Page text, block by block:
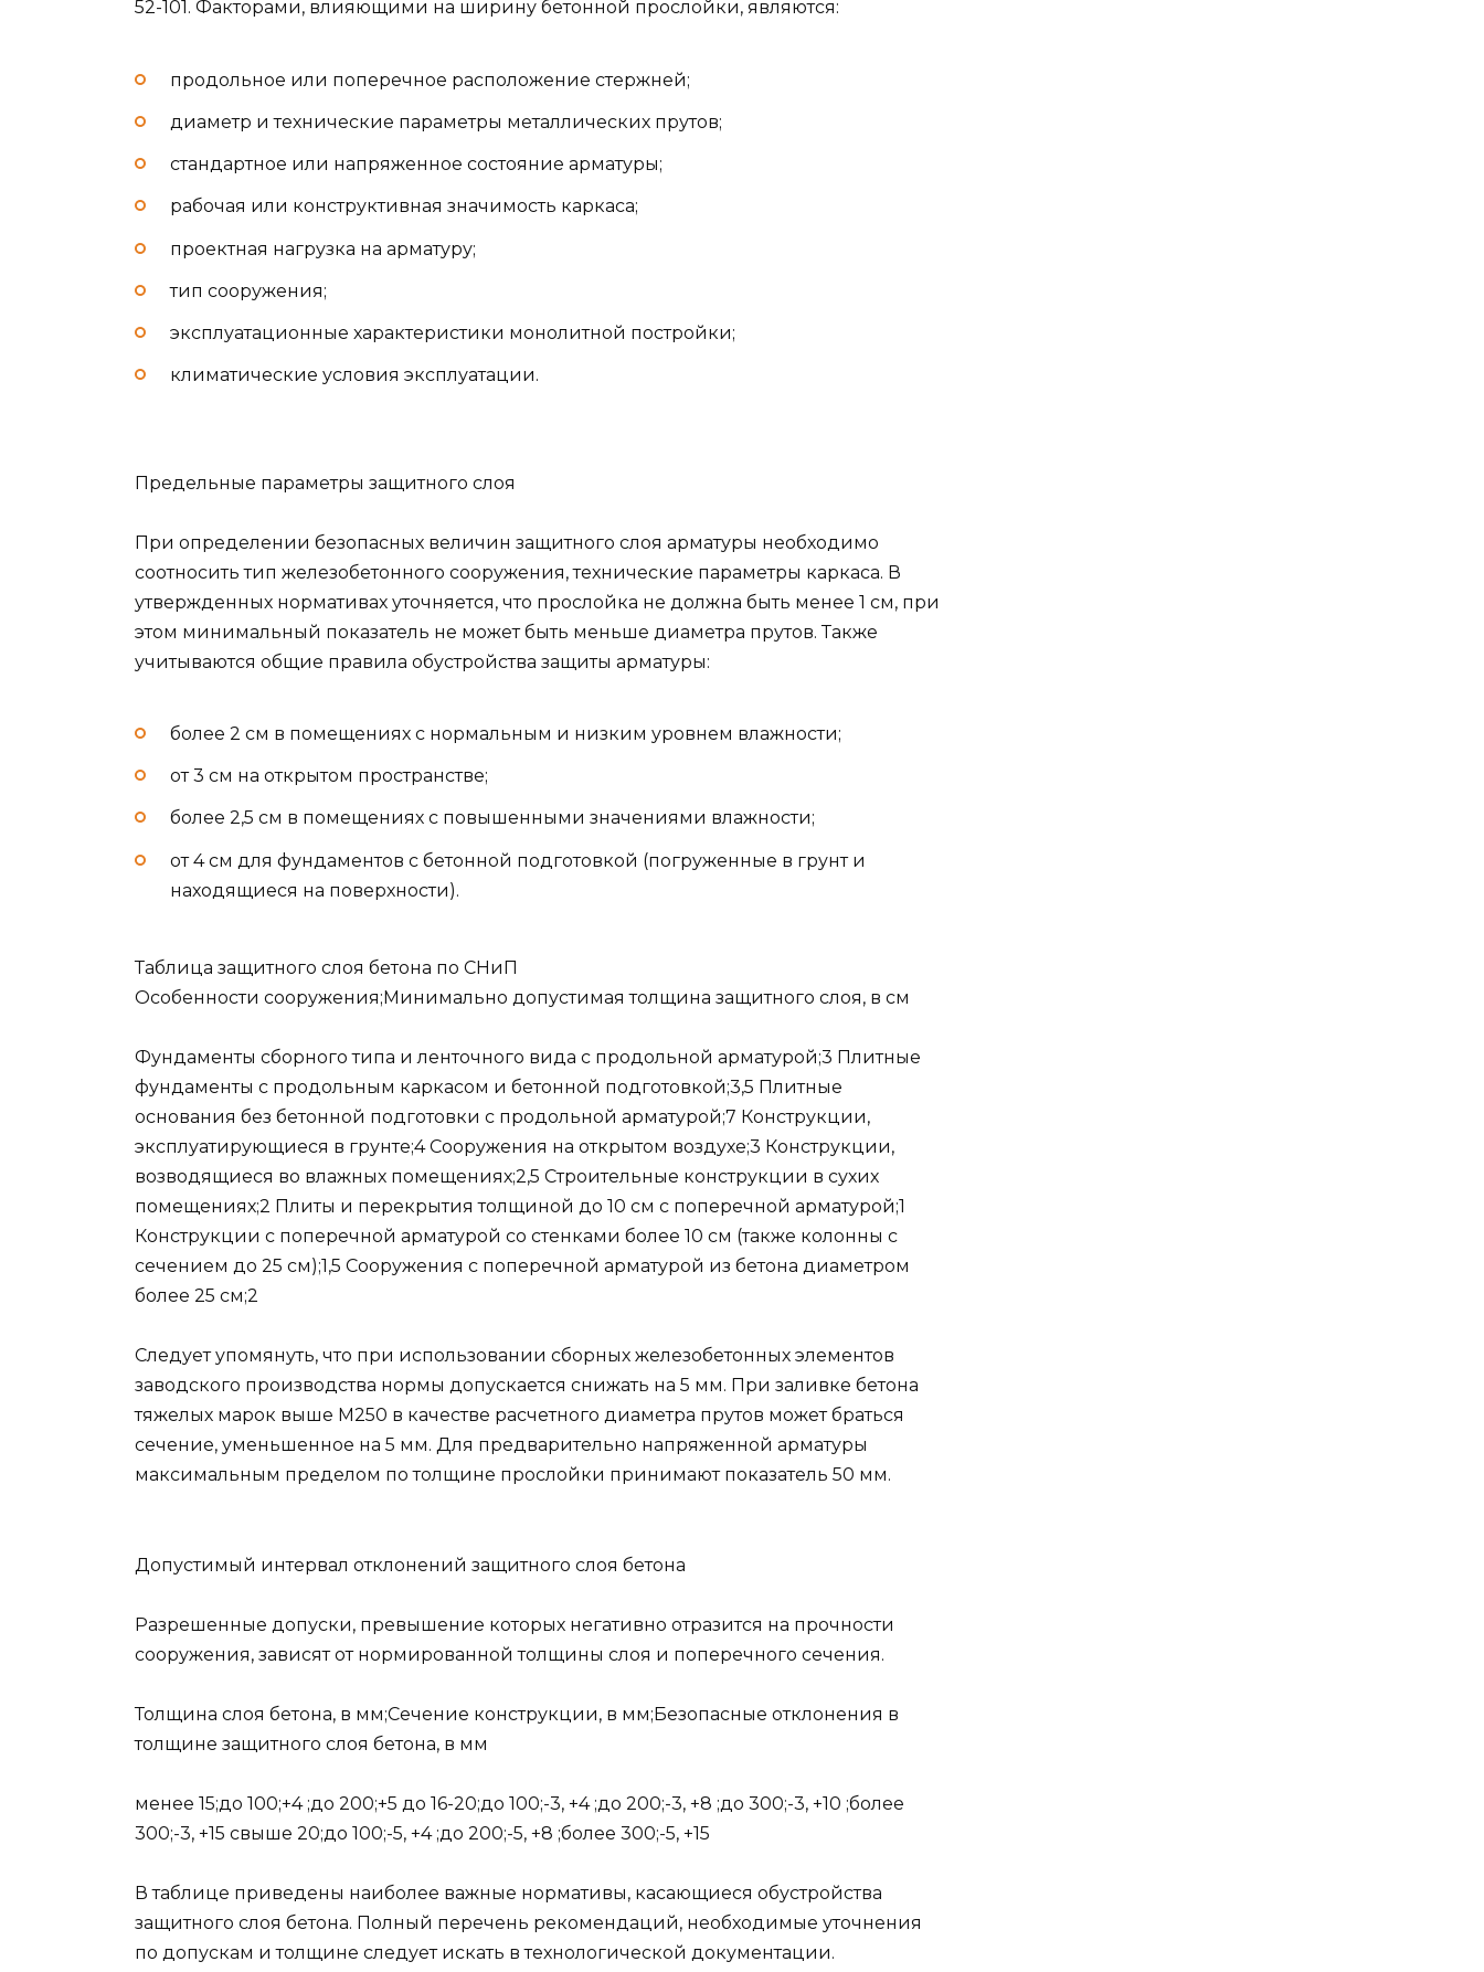
52-101. Факторами, влияющими на ширину бетонной прослойки, являются:
продольное или поперечное расположение стержней;
диаметр и технические параметры металлических прутов;
стандартное или напряженное состояние арматуры;
рабочая или конструктивная значимость каркаса;
проектная нагрузка на арматуру;
тип сооружения;
эксплуатационные характеристики монолитной постройки;
климатические условия эксплуатации.
Предельные параметры защитного слоя
При определении безопасных величин защитного слоя арматуры необходимо
соотносить тип железобетонного сооружения, технические параметры каркаса. В
утвержденных нормативах уточняется, что прослойка не должна быть менее 1 см, при
этом минимальный показатель не может быть меньше диаметра прутов. Также
учитываются общие правила обустройства защиты арматуры:
более 2 см в помещениях с нормальным и низким уровнем влажности;
от 3 см на открытом пространстве;
более 2,5 см в помещениях с повышенными значениями влажности;
от 4 см для фундаментов с бетонной подготовкой (погруженные в грунт и
находящиеся на поверхности).
Таблица защитного слоя бетона по СНиП
Особенности сооружения;Минимально допустимая толщина защитного слоя, в см
Фундаменты сборного типа и ленточного вида с продольной арматурой;3 Плитные
фундаменты с продольным каркасом и бетонной подготовкой;3,5 Плитные
основания без бетонной подготовки с продольной арматурой;7 Конструкции,
эксплуатирующиеся в грунте;4 Сооружения на открытом воздухе;3 Конструкции,
возводящиеся во влажных помещениях;2,5 Строительные конструкции в сухих
помещениях;2 Плиты и перекрытия толщиной до 10 см с поперечной арматурой;1
Конструкции с поперечной арматурой со стенками более 10 см (также колонны с
сечением до 25 см);1,5 Сооружения с поперечной арматурой из бетона диаметром
более 25 см;2
Следует упомянуть, что при использовании сборных железобетонных элементов
заводского производства нормы допускается снижать на 5 мм. При заливке бетона
тяжелых марок выше М250 в качестве расчетного диаметра прутов может браться
сечение, уменьшенное на 5 мм. Для предварительно напряженной арматуры
максимальным пределом по толщине прослойки принимают показатель 50 мм.
Допустимый интервал отклонений защитного слоя бетона
Разрешенные допуски, превышение которых негативно отразится на прочности
сооружения, зависят от нормированной толщины слоя и поперечного сечения.
Толщина слоя бетона, в мм;Сечение конструкции, в мм;Безопасные отклонения в
толщине защитного слоя бетона, в мм
менее 15;до 100;+4 ;до 200;+5 до 16-20;до 100;-3, +4 ;до 200;-3, +8 ;до 300;-3, +10 ;более
300;-3, +15 свыше 20;до 100;-5, +4 ;до 200;-5, +8 ;более 300;-5, +15
В таблице приведены наиболее важные нормативы, касающиеся обустройства
защитного слоя бетона. Полный перечень рекомендаций, необходимые уточнения
по допускам и толщине следует искать в технологической документации.